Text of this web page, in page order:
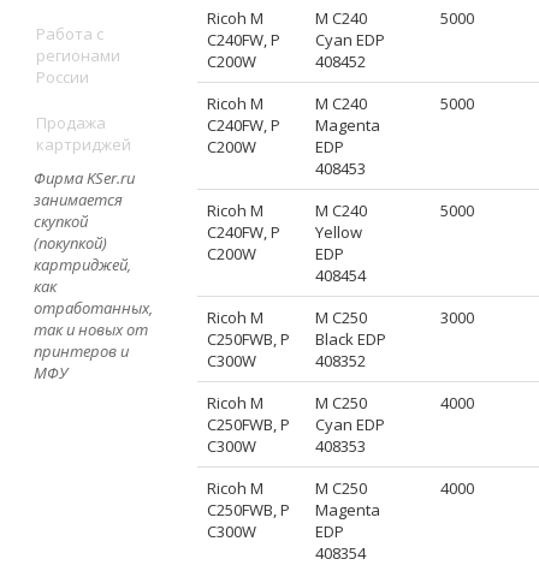
Работа с
регионами
России
Продажа
картриджей
Фирма KSer.ru
занимается
скупкой
(покупкой)
картриджей,
как
отработанных,
так и новых от
принтеров и
МФУ
Ricoh M
C240FW, P
C200W
M C240
Cyan EDP
408452
5000
Ricoh M
C240FW, P
C200W
M C240
Magenta
EDP
408453
5000
Ricoh M
C240FW, P
C200W
M C240
Yellow
EDP
408454
5000
Ricoh M
C250FWB, P
C300W
M C250
Black EDP
408352
3000
Ricoh M
C250FWB, P
C300W
M C250
Cyan EDP
408353
4000
Ricoh M
C250FWB, P
C300W
M C250
Magenta
EDP
408354
4000